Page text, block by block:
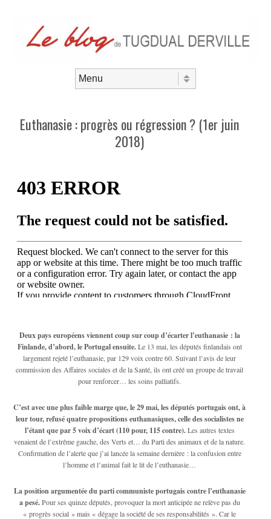
Euthanasie : progrès ou régression ? (1er juin
2018)
Deux pays européens viennent coup sur coup d’écarter l’euthanasie : la
Finlande, d’abord, le Portugal ensuite.Le 13 mai, les députés finlandais ont
largement rejeté l’euthanasie, par 129 voix contre 60. Suivant l’avis de leur
commission des Affaires sociales et de la Santé, ils ont créé un groupe de travail
pour renforcer… les soins palliatifs.
C’est avec une plus faible marge que, le 29 mai, les députés portugais ont, à
leur tour, refusé quatre propositions euthanasiques, celle des socialistes ne
l’étant que par 5 voix d’écart (110 pour, 115 contre).Les autres textes
venaient de l’extrême gauche, des Verts et… du Parti des animaux et de la nature.
Confirmation de l’alerte que j’ai lancée la semaine dernière : la confusion entre
l’homme et l’animal fait le lit de l’euthanasie…
La position argumentée du parti communiste portugais contre l’euthanasie
a pesé.Pour ses quinze députés, provoquer la mort anticipée ne relève pas du
« progrès social » mais « dégage la société de ses responsabilités ». Car le